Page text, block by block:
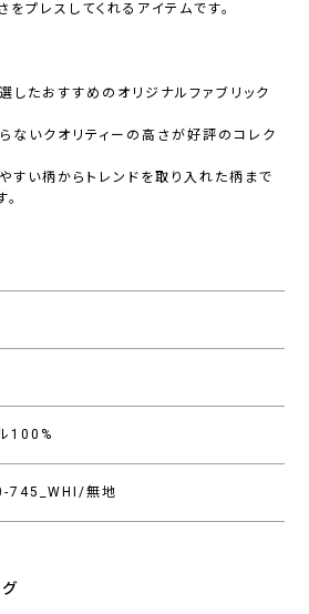
プレスしてくれるアイテムです。
したおすすめのオリジナルファブリック
ないクオリティーの高さが好評のコレク
すい柄からトレンドを取り入れた柄まで
100%
745_WHI/無地